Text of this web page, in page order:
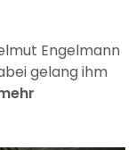
Engelmann
gelang ihm